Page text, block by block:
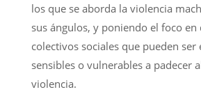
los que se aborda la violencia
sus ángulos, y poniendo el foco en
colectivos sociales que pueden ser
sensibles o vulnerables a padecer
violencia.